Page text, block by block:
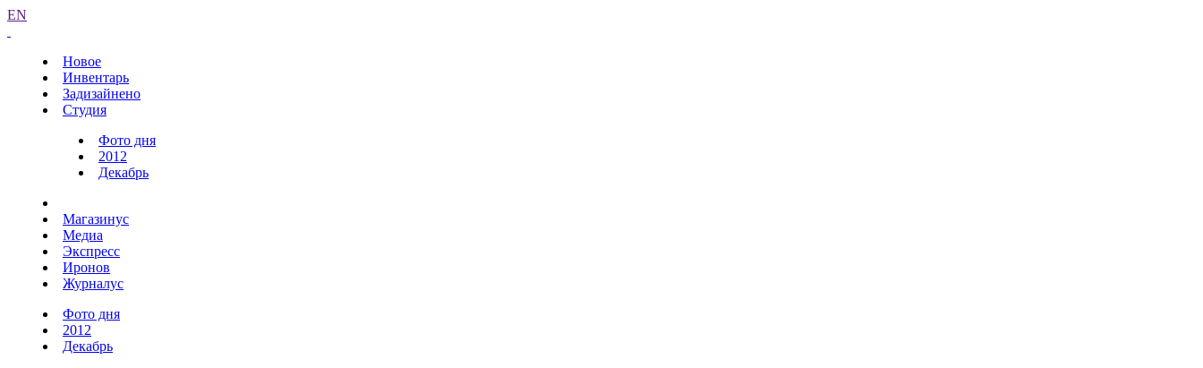
EN
Новое
Инвентарь
Задизайнено
Студия
Фото дня
2012
Декабрь
Магазинус
Медиа
Экспресс
Иронов
Журналус
Фото дня
2012
Декабрь